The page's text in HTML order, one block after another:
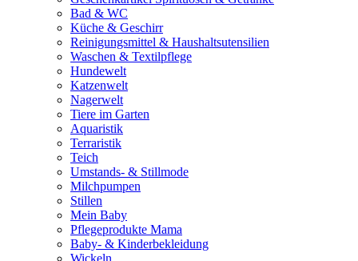
Bad & WC
Küche & Geschirr
Reinigungsmittel & Haushaltsutensilien
Waschen & Textilpflege
Hundewelt
Katzenwelt
Nagerwelt
Tiere im Garten
Aquaristik
Terraristik
Teich
Umstands- & Stillmode
Milchpumpen
Stillen
Mein Baby
Pflegeprodukte Mama
Baby- & Kinderbekleidung
Wickeln